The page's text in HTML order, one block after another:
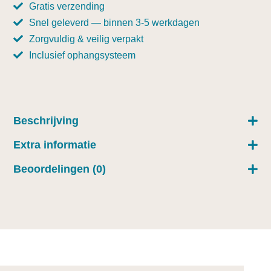
Gratis verzending
Snel geleverd — binnen 3-5 werkdagen
Zorgvuldig & veilig verpakt
Inclusief ophangsysteem
Beschrijving
Extra informatie
Beoordelingen (0)